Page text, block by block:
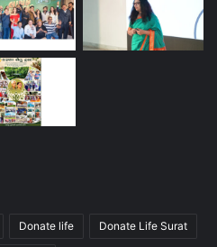
Donate life Donate Life Surat